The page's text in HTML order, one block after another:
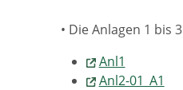
• Die Anlagen 1 bis 3
Anl1
Anl2-01_A1